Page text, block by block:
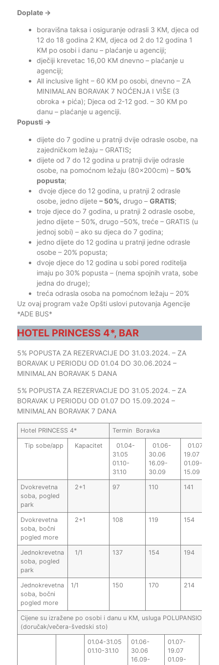
Doplate →
boravišna taksa i osiguranje odrasli 3 KM, djeca od
12 do 18 godina 2 KM, djeca od 2 do 12 godina 1
KM po osobi i danu – plaćanje u agenciji;
dječiji krevetac 16,00 KM dnevno – plaćanje u
agenciji;
All inclusive light – 60 KM po osobi, dnevno – ZA
MINIMALAN BORAVAK 7 NOĆENJA I VIŠE (3
obroka + pića); Djeca od 2-12 god. – 30 KM po
danu – plaćanje u agenciji.
Popusti →
dijete do 7 godine u pratnji dvije odrasle osobe, na
zajedničkom ležaju – GRATIS;
dijete od 7 do 12 godina u pratnji dvije odrasle
osobe, na pomoćnom ležaju (80x200cm) – 50%
popusta;
dvoje djece do 12 godina, u pratnji 2 odrasle
osobe, jedno dijete – 50%, drugo – GRATIS;
troje djece do 7 godina, u pratnji 2 odrasle osobe,
jedno dijete – 50%, drugo –50%, treće – GRATIS (u
jednoj sobi) – ako su djeca do 7 godina;
jedno dijete do 12 godina u pratnji jedne odrasle
osobe – 20% popusta;
dvoje djece do 12 godina u sobi pored roditelja
imaju po 30% popusta – (nema spojnih vrata, sobe
jedna do druge);
treća odrasla osoba na pomoćnom ležaju – 20%
Uz ovaj program važe Opšti uslovi putovanja Agencije
*ADE BUS*
HOTEL PRINCESS 4*, BAR
5% POPUSTA ZA REZERVACIJE DO 31.03.2024. – ZA
BORAVAK U PERIODU OD 01.04 DO 30.06.2024 –
MINIMALAN BORAVAK 5 DANA
5% POPUSTA ZA REZERVACIJE DO 31.05.2024. – ZA
BORAVAK U PERIODU OD 01.07 DO 15.09.2024 –
MINIMALAN BORAVAK 7 DANA
Hotel PRINCESS 4* Termin Boravka
Tip sobe/app Kapacitet
01.04-
31.05
01.10-
31.10
01.06-
30.06
16.09-
30.09
01.07-
19.07
01.09-
15.09
Dvokrevetna
soba, pogled
park
2+1 97 110 141
Dvokrevetna
soba, bočni
pogled more
2+1 108 119 154
Jednokrevetna
soba, pogled
park
1/1 137 154 194
Jednokrevetna
soba, bočni
pogled more
1/1 150 170 214
Cijene su izražene po osobi i danu u KM, usluga POLUPANSION
(doručak/večera-švedski sto)
01.04-31.05
01.10-31.10
01.06-
30.06
16.09-
01.07-
19.07
01.09-